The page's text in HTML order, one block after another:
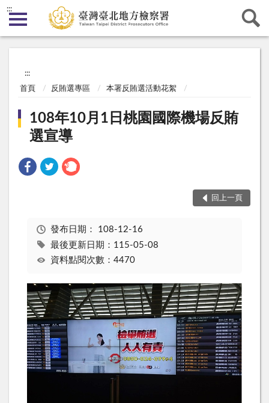
:::
:::
首頁 反賄選專區 本署反賄選活動花絮
108年10月1日桃園國際機場反賄
選宣導
回上一頁
發布日期： 108-12-16
最後更新日期：115-05-08
資料點閱次數：4470